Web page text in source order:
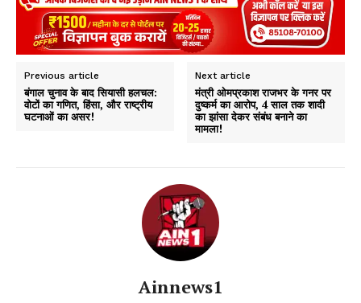
Previous article
बंगाल चुनाव के बाद सियासी हलचल:
वोटों का गणित, हिंसा, और राष्ट्रीय
घटनाओं का असर!
Next article
मंत्री ओमप्रकाश राजभर के गनर पर
दुष्कर्म का आरोप, 4 साल तक शादी
का झांसा देकर संबंध बनाने का
मामला!
Ainnews1